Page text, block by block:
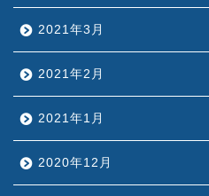
2021年3月
2021年2月
2021年1月
2020年12月